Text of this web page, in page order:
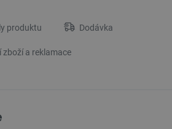
produktu Dodávka
zboží a reklamace